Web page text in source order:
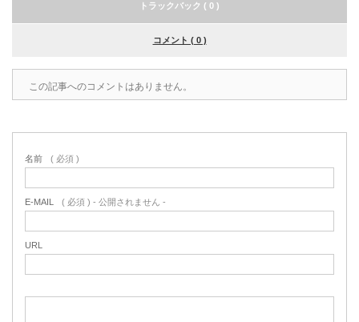
トラックバック ( 0 )
コメント ( 0 )
この記事へのコメントはありません。
名前 ( 必須 )
E-MAIL ( 必須 ) - 公開されません -
URL